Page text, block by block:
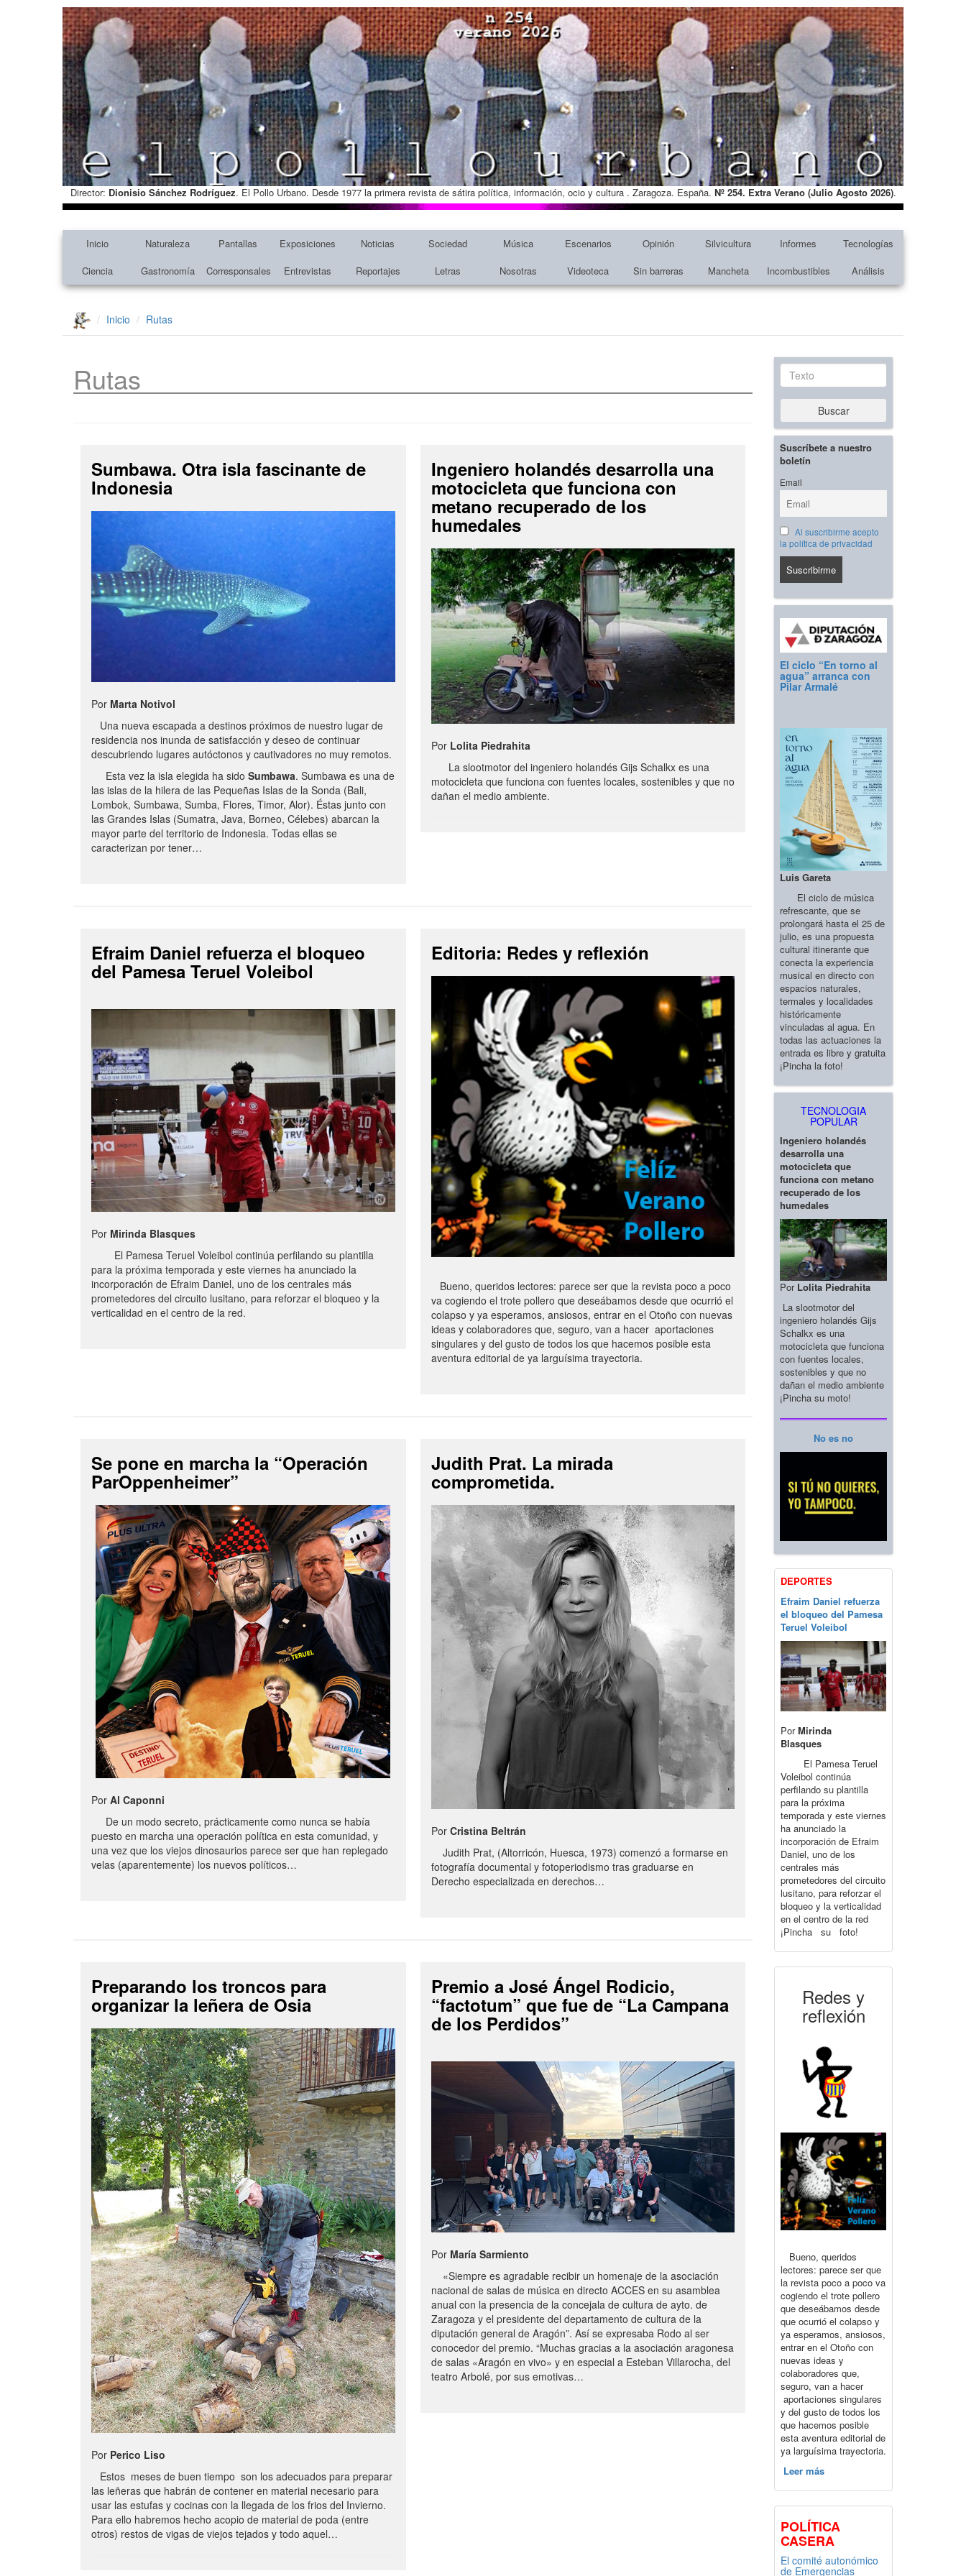
Director: Dionisio Sánchez Rodríguez. El Pollo Urbano. Desde 1977 la primera revista de sátira política, información, ocio y cultura . Zaragoza. España. Nº 254. Extra Verano (Julio Agosto 2026).
Inicio Naturaleza Pantallas Exposiciones Noticias Sociedad Música Escenarios Opinión Silvicultura Informes
Tecnologías
Ciencia
Gastronomía Corresponsales Entrevistas Reportajes Letras Nosotras Videoteca Sin barreras Mancheta Incombustibles Análisis
Inicio Rutas
Rutas
Sumbawa. Otra isla fascinante de
Indonesia
Por Marta Notivol
Una nueva escapada a destinos próximos de nuestro lugar de
residencia nos inunda de satisfacción y deseo de continuar
descubriendo lugares autóctonos y cautivadores no muy remotos.
Esta vez la isla elegida ha sido Sumbawa. Sumbawa es una de
las islas de la hilera de las Pequeñas Islas de la Sonda (Bali,
Lombok, Sumbawa, Sumba, Flores, Timor, Alor). Éstas junto con
las Grandes Islas (Sumatra, Java, Borneo, Célebes) abarcan la
mayor parte del territorio de Indonesia. Todas ellas se
caracterizan por tener…
Ingeniero holandés desarrolla una
motocicleta que funciona con
metano recuperado de los
humedales
Por Lolita Piedrahita
La slootmotor del ingeniero holandés Gijs Schalkx es una
motocicleta que funciona con fuentes locales, sostenibles y que no
dañan el medio ambiente.
Efraim Daniel refuerza el bloqueo
del Pamesa Teruel Voleibol
Por Mirinda Blasques
El Pamesa Teruel Voleibol continúa perfilando su plantilla
para la próxima temporada y este viernes ha anunciado la
incorporación de Efraim Daniel, uno de los centrales más
prometedores del circuito lusitano, para reforzar el bloqueo y la
verticalidad en el centro de la red.
Editoria: Redes y reflexión
Bueno, queridos lectores: parece ser que la revista poco a poco
va cogiendo el trote pollero que deseábamos desde que ocurrió el
colapso y ya esperamos, ansiosos, entrar en el Otoño con nuevas
ideas y colaboradores que, seguro, van a hacer aportaciones
singulares y del gusto de todos los que hacemos posible esta
aventura editorial de ya larguísima trayectoria.
Se pone en marcha la “Operación
ParOppenheimer”
Por Al Caponni
De un modo secreto, prácticamente como nunca se había
puesto en marcha una operación política en esta comunidad, y
una vez que los viejos dinosaurios parece ser que han replegado
velas (aparentemente) los nuevos políticos…
Judith Prat. La mirada
comprometida.
PorCristina Beltrán
Judith Prat, (Altorricón, Huesca, 1973) comenzó a formarse en
fotografía documental y fotoperiodismo tras graduarse en
Derecho especializada en derechos…
Preparando los troncos para
organizar la leñera de Osia
Por Perico Liso
Estos meses de buen tiempo son los adecuados para preparar
las leñeras que habrán de contener en material necesario para
usar las estufas y cocinas con la llegada de los frios del Invierno.
Para ello habremos hecho acopio de material de poda (entre
otros) restos de vigas de viejos tejados y todo aquel…
Premio a José Ángel Rodicio,
“factotum” que fue de “La Campana
de los Perdidos”
Por María Sarmiento
«Siempre es agradable recibir un homenaje de la asociación
nacional de salas de música en directo ACCES en su asamblea
anual con la presencia de la concejala de cultura de ayto. de
Zaragoza y el presidente del departamento de cultura de la
diputación general de Aragón”. Así se expresaba Rodo al ser
conocedor del premio. “Muchas gracias a la asociación aragonesa
de salas «Aragón en vivo» y en especial a Esteban Villarocha, del
teatro Arbolé, por sus emotivas…
Texto
Buscar
Suscríbete a nuestro
boletín
Email
Al suscribirme acepto
la política de privacidad
El ciclo “En torno al
agua” arranca con
Pilar Armalé
Luis Gareta
El ciclo de música
refrescante, que se
prolongará hasta el 25 de
julio, es una propuesta
cultural itinerante que
conecta la experiencia
musical en directo con
espacios naturales,
termales y localidades
históricamente
vinculadas al agua. En
todas las actuaciones la
entrada es libre y gratuita
¡Pincha la foto!
TECNOLOGIA
POPULAR
Ingeniero holandés
desarrolla una
motocicleta que
funciona con metano
recuperado de los
humedales
Por Lolita Piedrahita
La slootmotor del
ingeniero holandés Gijs
Schalkx es una
motocicleta que funciona
con fuentes locales,
sostenibles y que no
dañan el medio ambiente
¡Pincha su moto!
No es no
DEPORTES
Efraim Daniel refuerza
el bloqueo del Pamesa
Teruel Voleibol
PorMirinda
Blasques
El Pamesa Teruel
Voleibol continúa
perfilando su plantilla
para la próxima
temporada y este viernes
ha anunciado la
incorporación de Efraim
Daniel, uno de los
centrales más
prometedores del circuito
lusitano, para reforzar el
bloqueo y la verticalidad
en el centro de la red
¡Pincha su foto!
Redes y
reflexión
Bueno, queridos
lectores: parece ser que
la revista poco a poco va
cogiendo el trote pollero
que deseábamos desde
que ocurrió el colapso y
ya esperamos, ansiosos,
entrar en el Otoño con
nuevas ideas y
colaboradores que,
seguro, van a hacer
aportaciones singulares
y del gusto de todos los
que hacemos posible
esta aventura editorial de
ya larguísima trayectoria.
Leer más
POLÍTICA
CASERA
El comité autonómico
de Emergencias